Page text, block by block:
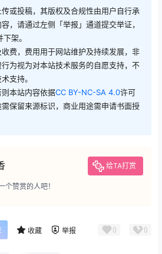
或投稿，其版权及合规性由用户自行承
，请通过左侧「举报」通道提交举证，
架。
费，费用用于网站维护及持续发展，非
为视为对本站技术服务的自愿支持，不
支持。
本站内容依据CC BY-NC-SA 4.0许可
保留来源标识，商业用途需申请书面授
给TA打赏
个赞赏的人吧！
收藏 举报 0 0